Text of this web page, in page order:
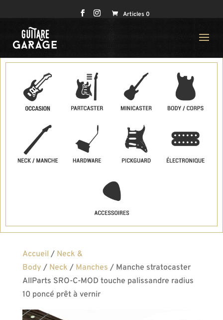
Articles 0
Accueil / Neck &
Body / Neck / Manches / Manche stratocaster
AllParts SRO-C-MOD touche palissandre radius
10 poncé prêt à vernir